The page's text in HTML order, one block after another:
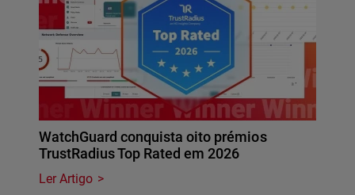
WatchGuard conquista oito prémios
TrustRadius Top Rated em 2026
Ler Artigo